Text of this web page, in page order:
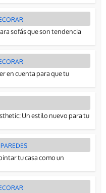
sofás que son tendencia
en cuenta para que tu
Un estilo nuevo para tu
tu casa como un